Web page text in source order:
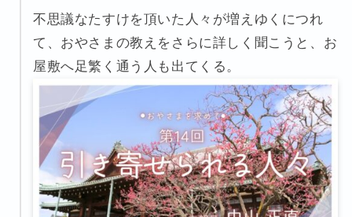
不思議なたすけを頂いた人々が増えゆくにつれ
て、おやさまの教えをさらに詳しく聞こうと、お
屋敷へ足繁く通う人も出てくる。